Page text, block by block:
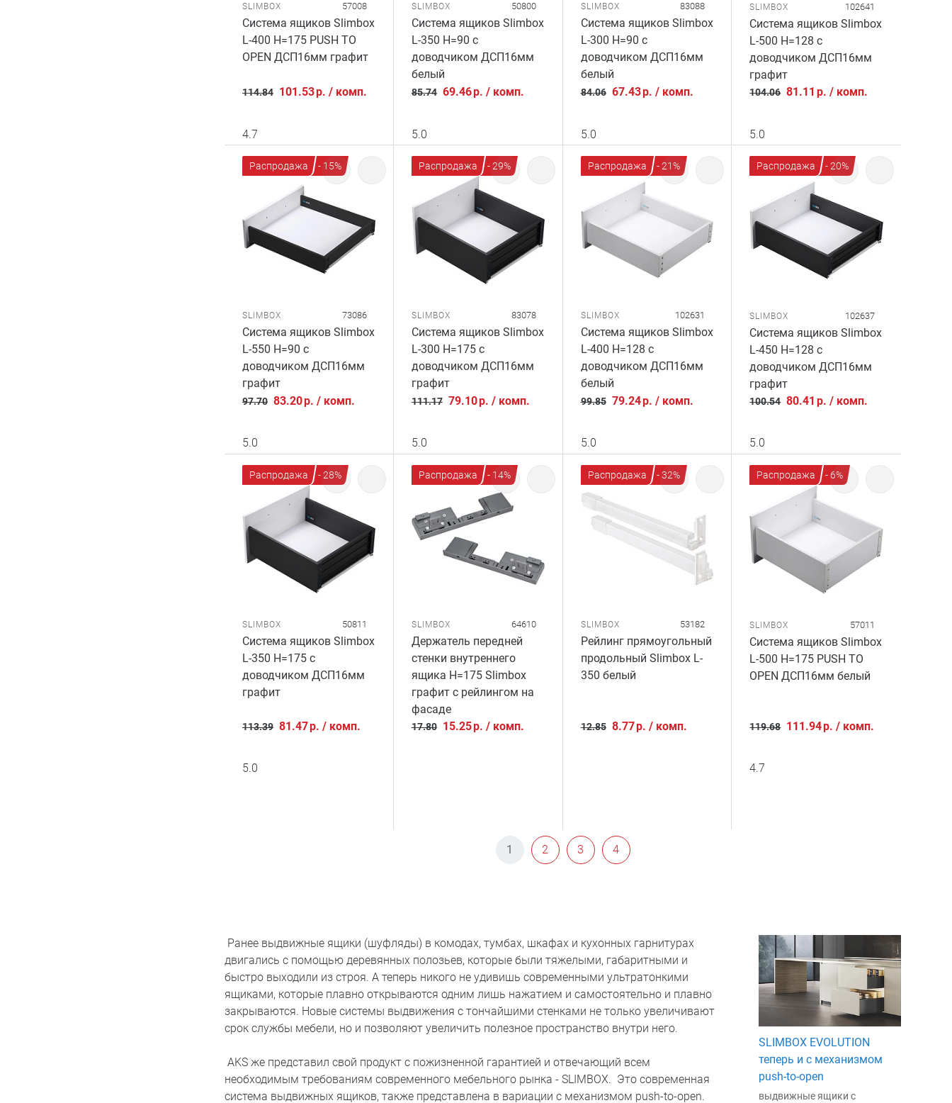
SLIMBOX 57008
Система ящиков Slimbox
L-400 H=175 PUSH TO
OPEN ДСП16мм графит
114.84 101.53р. / комп.
4.7
SLIMBOX 50800
Система ящиков Slimbox
L-350 H=90 с
доводчиком ДСП16мм
белый
85.74 69.46р. / комп.
5.0
SLIMBOX 83088
Система ящиков Slimbox
L-300 H=90 с
доводчиком ДСП16мм
белый
84.06 67.43р. / комп.
5.0
SLIMBOX 102641
Система ящиков Slimbox
L-500 H=128 с
доводчиком ДСП16мм
графит
104.06 81.11 р. / комп.
5.0
Распродажа - 15%
SLIMBOX 73086
Система ящиков Slimbox
L-550 H=90 с
доводчиком ДСП16мм
графит
97.70 83.20р. / комп.
5.0
Распродажа - 29%
SLIMBOX 83078
Система ящиков Slimbox
L-300 H=175 с
доводчиком ДСП16мм
графит
111.17 79.10р. / комп.
5.0
Распродажа - 21%
SLIMBOX 102631
Система ящиков Slimbox
L-400 H=128 с
доводчиком ДСП16мм
белый
99.85 79.24р. / комп.
5.0
Распродажа - 20%
SLIMBOX 102637
Система ящиков Slimbox
L-450 H=128 с
доводчиком ДСП16мм
графит
100.54 80.41 р. / комп.
5.0
Распродажа - 28%
SLIMBOX 50811
Система ящиков Slimbox
L-350 H=175 с
доводчиком ДСП16мм
графит
113.39 81.47р. / комп.
5.0
Распродажа - 14%
SLIMBOX 64610
Держатель передней
стенки внутреннего
ящика H=175 Slimbox
графит с рейлингом на
фасаде
17.80 15.25р. / комп.
Распродажа - 32%
SLIMBOX 53182
Рейлинг прямоугольный
продольный Slimbox L-
350 белый
12.85 8.77р. / комп.
Распродажа - 6%
SLIMBOX 57011
Система ящиков Slimbox
L-500 H=175 PUSH TO
OPEN ДСП16мм белый
119.68 111.94р. / комп.
4.7
1 2 3 4
Ранее выдвижные ящики (шуфляды) в комодах, тумбах, шкафах и кухонных гарнитурах
двигались с помощью деревянных полозьев, которые были тяжелыми, габаритными и
быстро выходили из строя. А теперь никого не удивишь современными ультратонкими
ящиками, которые плавно открываются одним лишь нажатием и самостоятельно и плавно
закрываются. Новые системы выдвижения с тончайшими стенками не только увеличивают
срок службы мебели, но и позволяют увеличить полезное пространство внутри него.
AKS же представил свой продукт с пожизненной гарантией и отвечающий всем
необходимым требованиям современного мебельного рынка - SLIMBOX. Это современная
система выдвижных ящиков, также представлена в вариации с механизмом push-to-open.
SLIMBOX EVOLUTION
теперь и с механизмом
push-to-open
выдвижные ящики с